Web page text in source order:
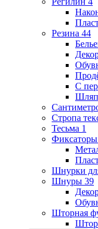
Резина 44
С
Стропа
Тесьма 1
Фиксаторы
Шнурки
Шнуры 39
Шторная